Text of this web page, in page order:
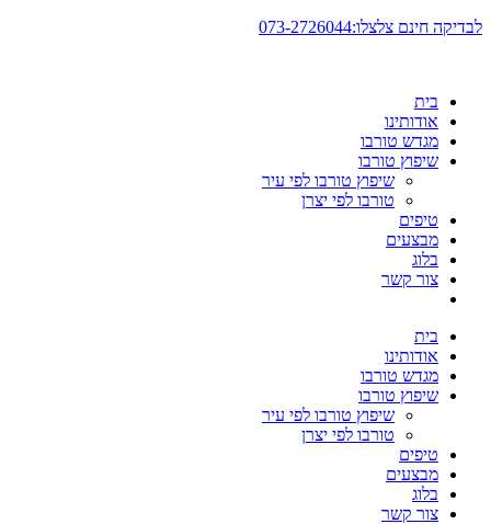
דלג
לבדיקה חינם צלצלו:073-2726044
בית
אודותינו
מגדש טורבו
שיפוץ טורבו
שיפוץ טורבו לפי עיר
טורבו לפי יצרן
טיפים
מבצעים
בלוג
צור קשר
בית
אודותינו
מגדש טורבו
שיפוץ טורבו
שיפוץ טורבו לפי עיר
טורבו לפי יצרן
טיפים
מבצעים
בלוג
צור קשר